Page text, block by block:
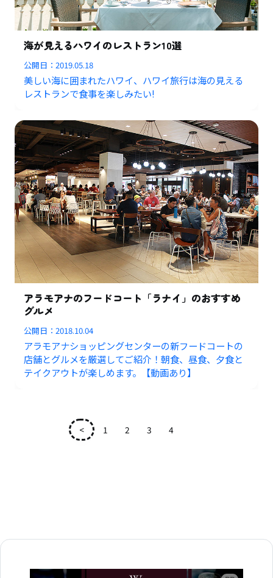
海が見えるハワイのレストラン10選
公開日：2019.05.18
美しい海に囲まれたハワイ、ハワイ旅行は海の見える
レストランで食事を楽しみたい!
アラモアナのフードコート「ラナイ」のおすすめ
グルメ
公開日：2018.10.04
アラモアナショッピングセンターの新フードコートの
店舗とグルメを厳選してご紹介！朝食、昼食、夕食と
テイクアウトが楽しめます。【動画あり】
< 1 2 3 4